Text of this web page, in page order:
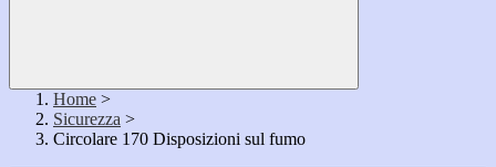
Home >
Sicurezza >
Circolare 170 Disposizioni sul fumo